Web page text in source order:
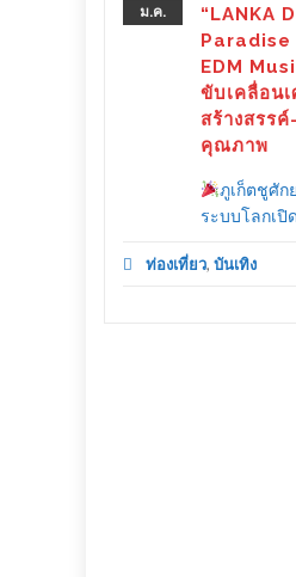
ม.ค.
“LANKA
EDM
ขับเคลื่อน
สร้างสรรค์
คุณภาพ
ภูเก็ตชูศัก
ระบบโลกเปิ
ท่องเที่ยว, บันเทิง